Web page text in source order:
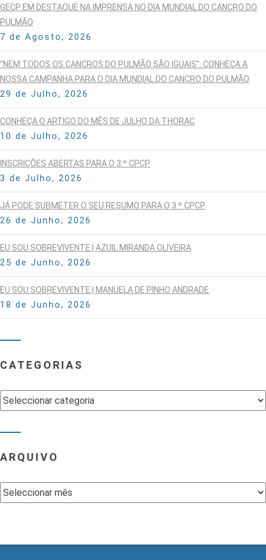
GECP EM DESTAQUE NA IMPRENSA NO DIA MUNDIAL DO CANCRO DO
PULMÃO
7 de Agosto, 2026
“NEM TODOS OS CANCROS DO PULMÃO SÃO IGUAIS”: CONHEÇA A
NOSSA CAMPANHA PARA O DIA MUNDIAL DO CANCRO DO PULMÃO
29 de Julho, 2026
CONHEÇA O ARTIGO DO MÊS DE JULHO DA THORAC
10 de Julho, 2026
INSCRIÇÕES ABERTAS PARA O 3.º CPCP
3 de Julho, 2026
JÁ PODE SUBMETER O SEU RESUMO PARA O 3.º CPCP
26 de Junho, 2026
EU SOU SOBREVIVENTE | AZUIL MIRANDA OLIVEIRA
25 de Junho, 2026
EU SOU SOBREVIVENTE | MANUELA DE PINHO ANDRADE
18 de Junho, 2026
CATEGORIAS
Categorias
ARQUIVO
Arquivo